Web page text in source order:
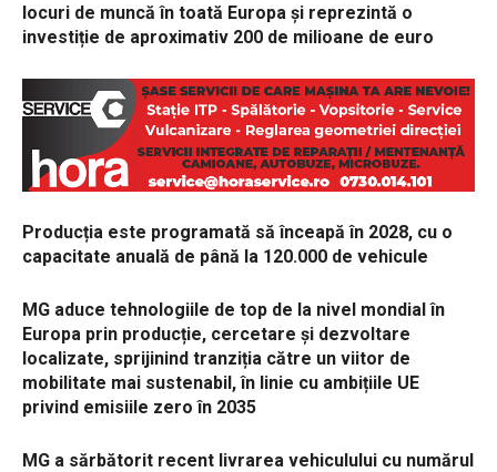
locuri de muncă în toată Europa și reprezintă o
investiție de aproximativ 200 de milioane de euro
Producția este programată să înceapă în 2028, cu o
capacitate anuală de până la 120.000 de vehicule
MG aduce tehnologiile de top de la nivel mondial în
Europa prin producție, cercetare și dezvoltare
localizate, sprijinind tranziția către un viitor de
mobilitate mai sustenabil, în linie cu ambițiile UE
privind emisiile zero în 2035
MG a sărbătorit recent livrarea vehiculului cu numărul